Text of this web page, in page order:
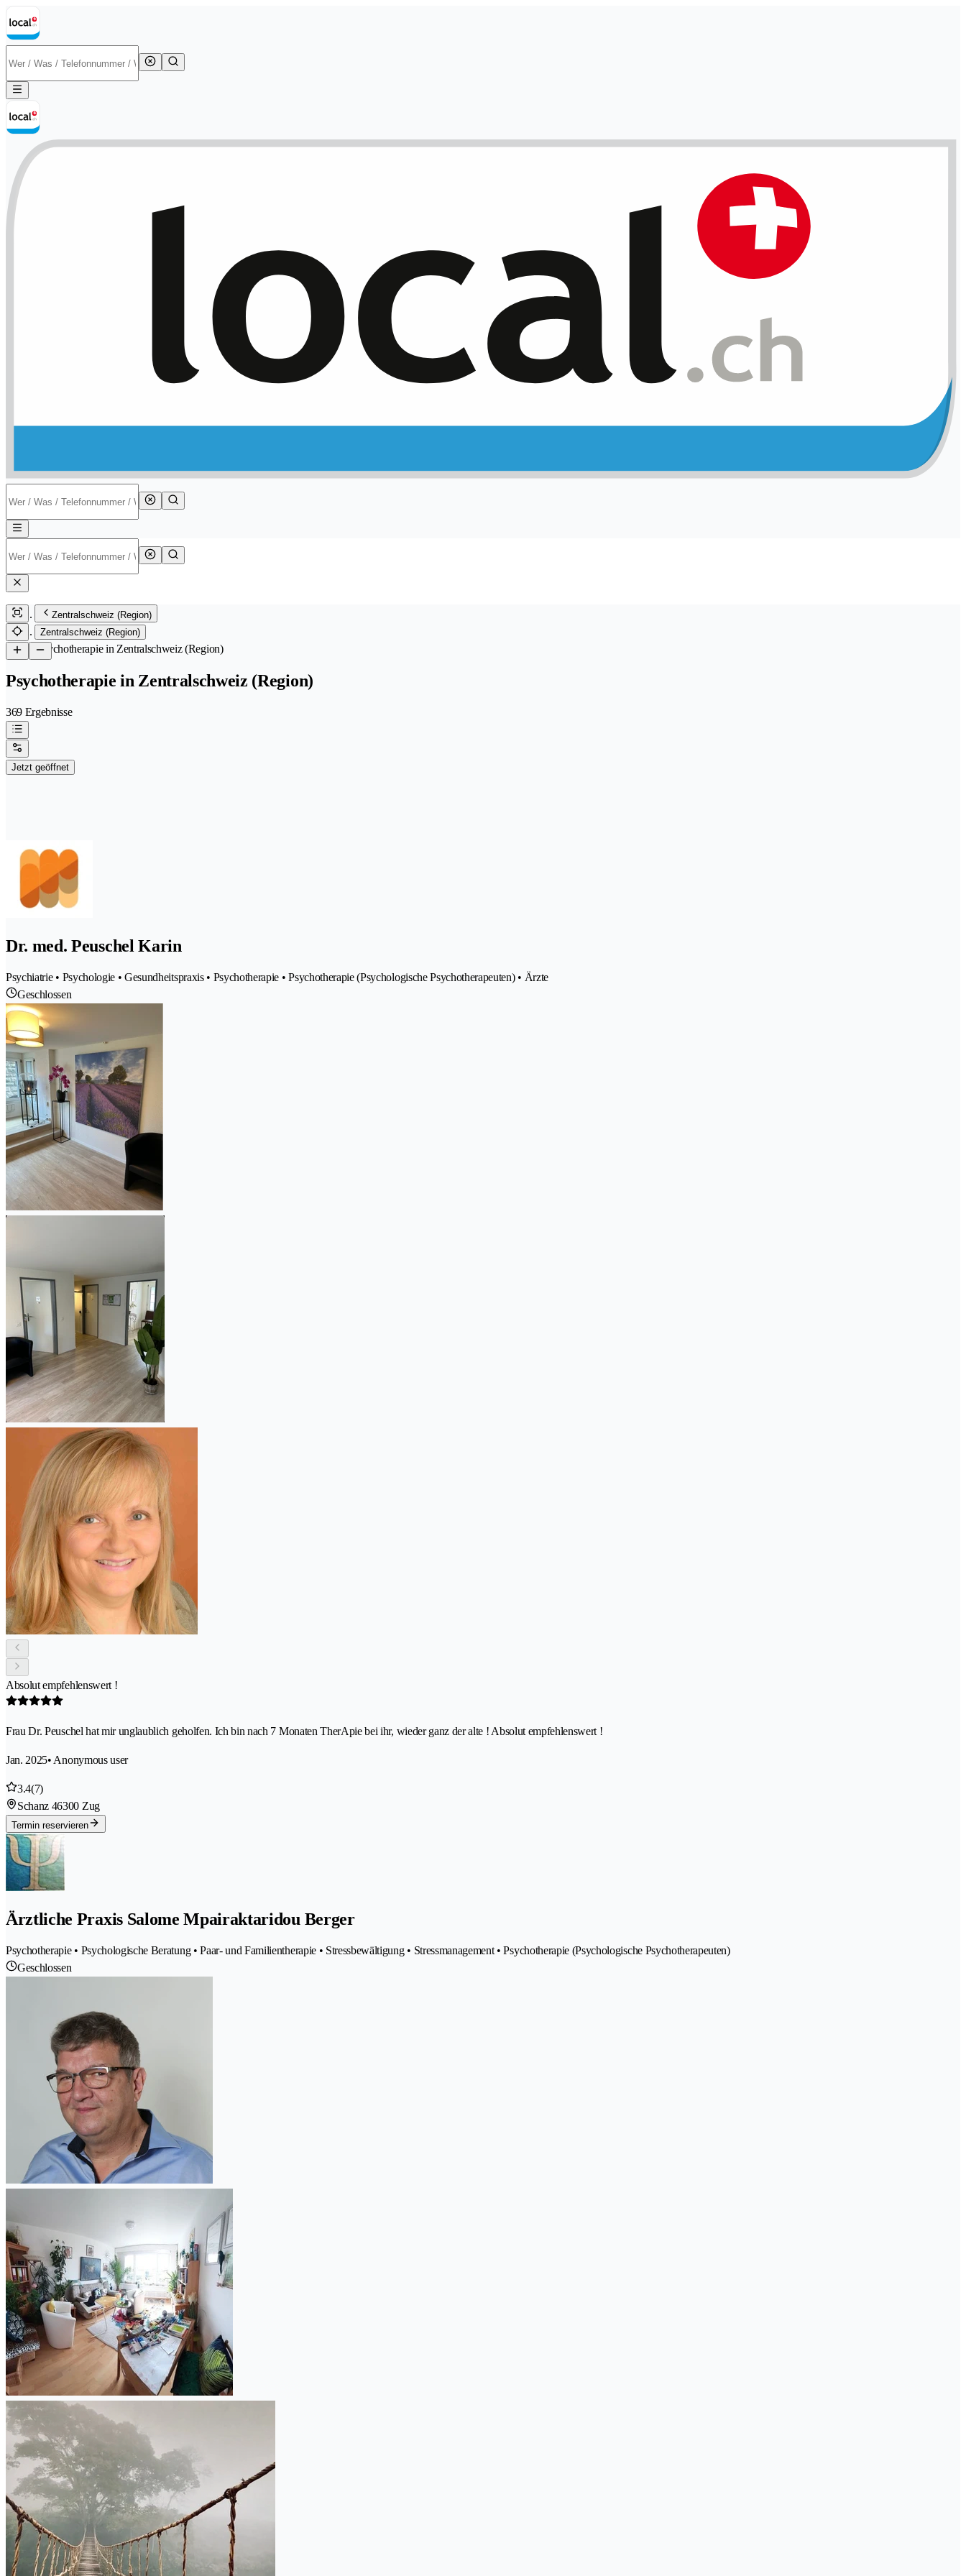
Zentralschweiz (Region)
Zentralschweiz (Region)
/Psychotherapie in Zentralschweiz (Region)
Psychotherapie in Zentralschweiz (Region)
369 Ergebnisse
Jetzt geöffnet
Dr. med. Peuschel Karin
Psychiatrie • Psychologie • Gesundheitspraxis • Psychotherapie • Psychotherapie (Psychologische Psychotherapeuten) • Ärzte
Geschlossen
Absolut empfehlenswert !
Frau Dr. Peuschel hat mir unglaublich geholfen. Ich bin nach 7 Monaten TherApie bei ihr, wieder ganz der alte ! Absolut empfehlenswert !
Jan. 2025• Anonymous user
3.4(7)
Schanz 46300 Zug
Termin reservieren
Ärztliche Praxis Salome Mpairaktaridou Berger
Psychotherapie • Psychologische Beratung • Paar- und Familientherapie • Stressbewältigung • Stressmanagement • Psychotherapie (Psychologische Psychotherapeuten)
Geschlossen